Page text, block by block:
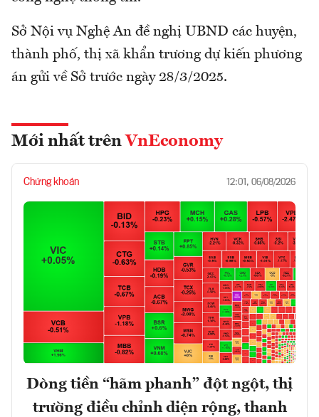
Sở Nội vụ Nghệ An đề nghị UBND các huyện,
thành phố, thị xã khẩn trương dự kiến phương
án gửi về Sở trước ngày 28/3/2025.
Mới nhất trên VnEconomy
Chứng khoán 12:01, 06/08/2026
Dòng tiền “hãm phanh” đột ngột, thị
trường điều chỉnh diện rộng, thanh